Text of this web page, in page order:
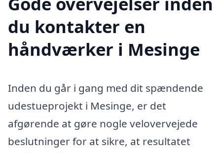
du kontakter en
håndværker i Mesinge
Inden du går i gang med dit spændende
udestueprojekt i Mesinge, er det
afgørende at gøre nogle velovervejede
beslutninger for at sikre, at resultatet